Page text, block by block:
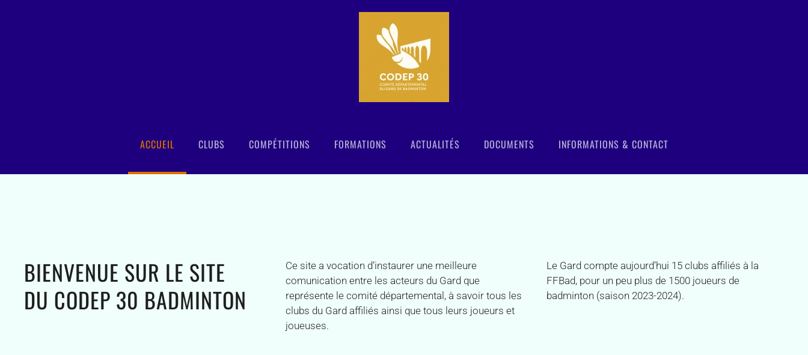
ACCUEIL CLUBS COMPÉTITIONS FORMATIONS ACTUALITÉS DOCUMENTS INFORMATIONS & CONTACT
BIENVENUE SUR LE SITE
DU CODEP 30 BADMINTON
Ce site a vocation d’instaurer une meilleure
comunication entre les acteurs du Gard que
représente le comité départemental, à savoir tous les
clubs du Gard affiliés ainsi que tous leurs joueurs et
joueuses.
Le Gard compte aujourd’hui 15 clubs affiliés à la
FFBad, pour un peu plus de 1500 joueurs de
badminton (saison 2023-2024).